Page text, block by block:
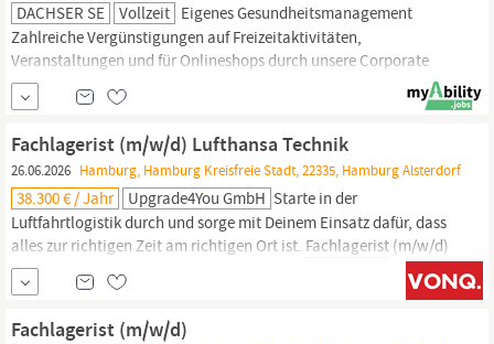
DACHSER SE Vollzeit Eigenes Gesundheitsmanagement
Zahlreiche Vergünstigungen auf Freizeitaktivitäten,
Veranstaltungen und für Onlineshops durch unsere Corporate
Benefits Plattform Möglichkeit zum Dienstfahrrad über Company
Bike Phil Bloedow Consulting HR Recruiting
Hamburg,
DACHSER sind alle...
Fachlagerist (m/w/d) Lufthansa Technik
26.06.2026 Hamburg, Hamburg Kreisfreie Stadt, 22335, Hamburg Alsterdorf
38.300 € / Jahr Upgrade4You GmbH Starte in der
Luftfahrtlogistik durch und sorge mit Deinem Einsatz dafür, dass
alles zur richtigen Zeit am richtigen Ort ist. Fachlagerist (m/w/d)
Lufthansa Technik in
Du suchst einen Job, der mehr ist
als klassische Lagerarbeit? Dann erwartet Dich bei Lufthansa
Technik Logistik Services in
Fachlagerist (m/w/d)